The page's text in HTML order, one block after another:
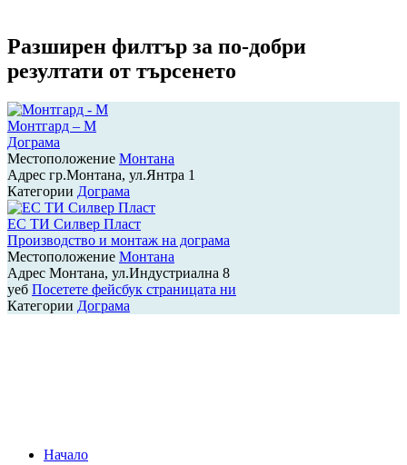
Разширен филтър за по-добри
резултати от търсенето
Монтгард – М
Дограма
Местоположение Монтана
Адрес гр.Монтана, ул.Янтра 1
Категории Дограма
ЕС ТИ Силвер Пласт
Производство и монтаж на дограма
Местоположение Монтана
Адрес Монтана, ул.Индустриална 8
уеб Посетете фейсбук страницата ни
Категории Дограма
Начало